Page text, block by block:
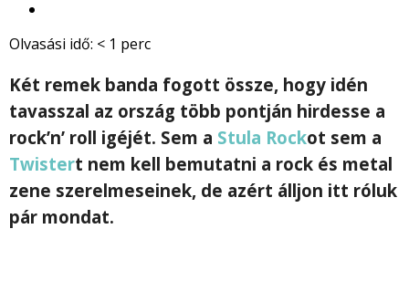
Olvasási idő: < 1 perc
Két remek banda fogott össze, hogy idén
tavasszal az ország több pontján hirdesse a
rock’n’ roll igéjét. Sem a Stula Rockot sem a
Twistert nem kell bemutatni a rock és metal
zene szerelmeseinek, de azért álljon itt róluk
pár mondat.